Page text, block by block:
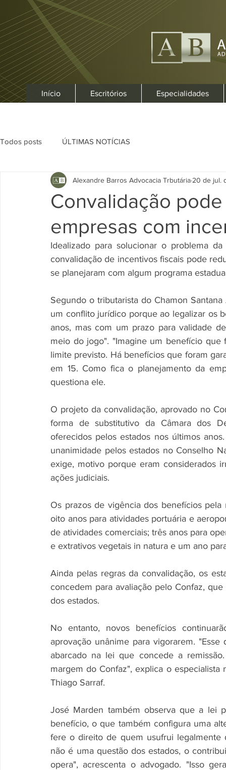
Início Escritórios Especialidades
Todos posts ÚLTIMAS NOTÍCIAS
Convalidação
empresas com
Alexandre Barros Advocacia Trbutária 20 de jul.
Idealizado para solucionar o problema
convalidação de incentivos fiscais pode
se planejaram com algum programa
Segundo o tributarista do Chamon
um conflito jurídico porque ao legalizar os
anos, mas com um prazo para validade
meio do jogo". "Imagine um benefício
limite previsto. Há benefícios que foram
em 15. Como fica o planejamento da
questiona ele.
O projeto da convalidação, aprovado no
forma de substitutivo da Câmara dos
oferecidos pelos estados nos últimos
unanimidade pelos estados no Conselho
exige, motivo porque eram considerados
ações judiciais.
Os prazos de vigência dos benefícios
oito anos para atividades portuária e
de atividades comerciais; três anos para
e extrativos vegetais in natura e um ano
Ainda pelas regras da convalidação, os
concedem para avaliação pelo Confaz,
dos estados.
No entanto, novos benefícios
aprovação unânime para vigorarem.
abarcado na lei que concede a
margem do Confaz", explica o
Thiago Sarraf.
José Marden também observa que a lei
benefício, o que também configura uma
fere o direito de quem usufrui
não é uma questão dos estados, o
opera", acrescenta o advogado. "Isso